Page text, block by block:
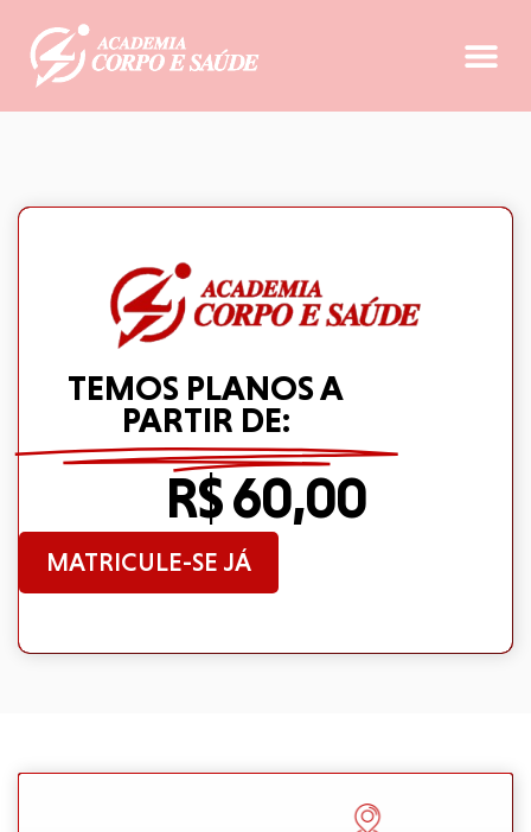
TEMOS PLANOS A
PARTIR DE:
R$ 60,00
MATRICULE-SE JÁ